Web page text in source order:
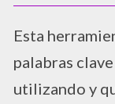
Esta
palabras
utilizando y